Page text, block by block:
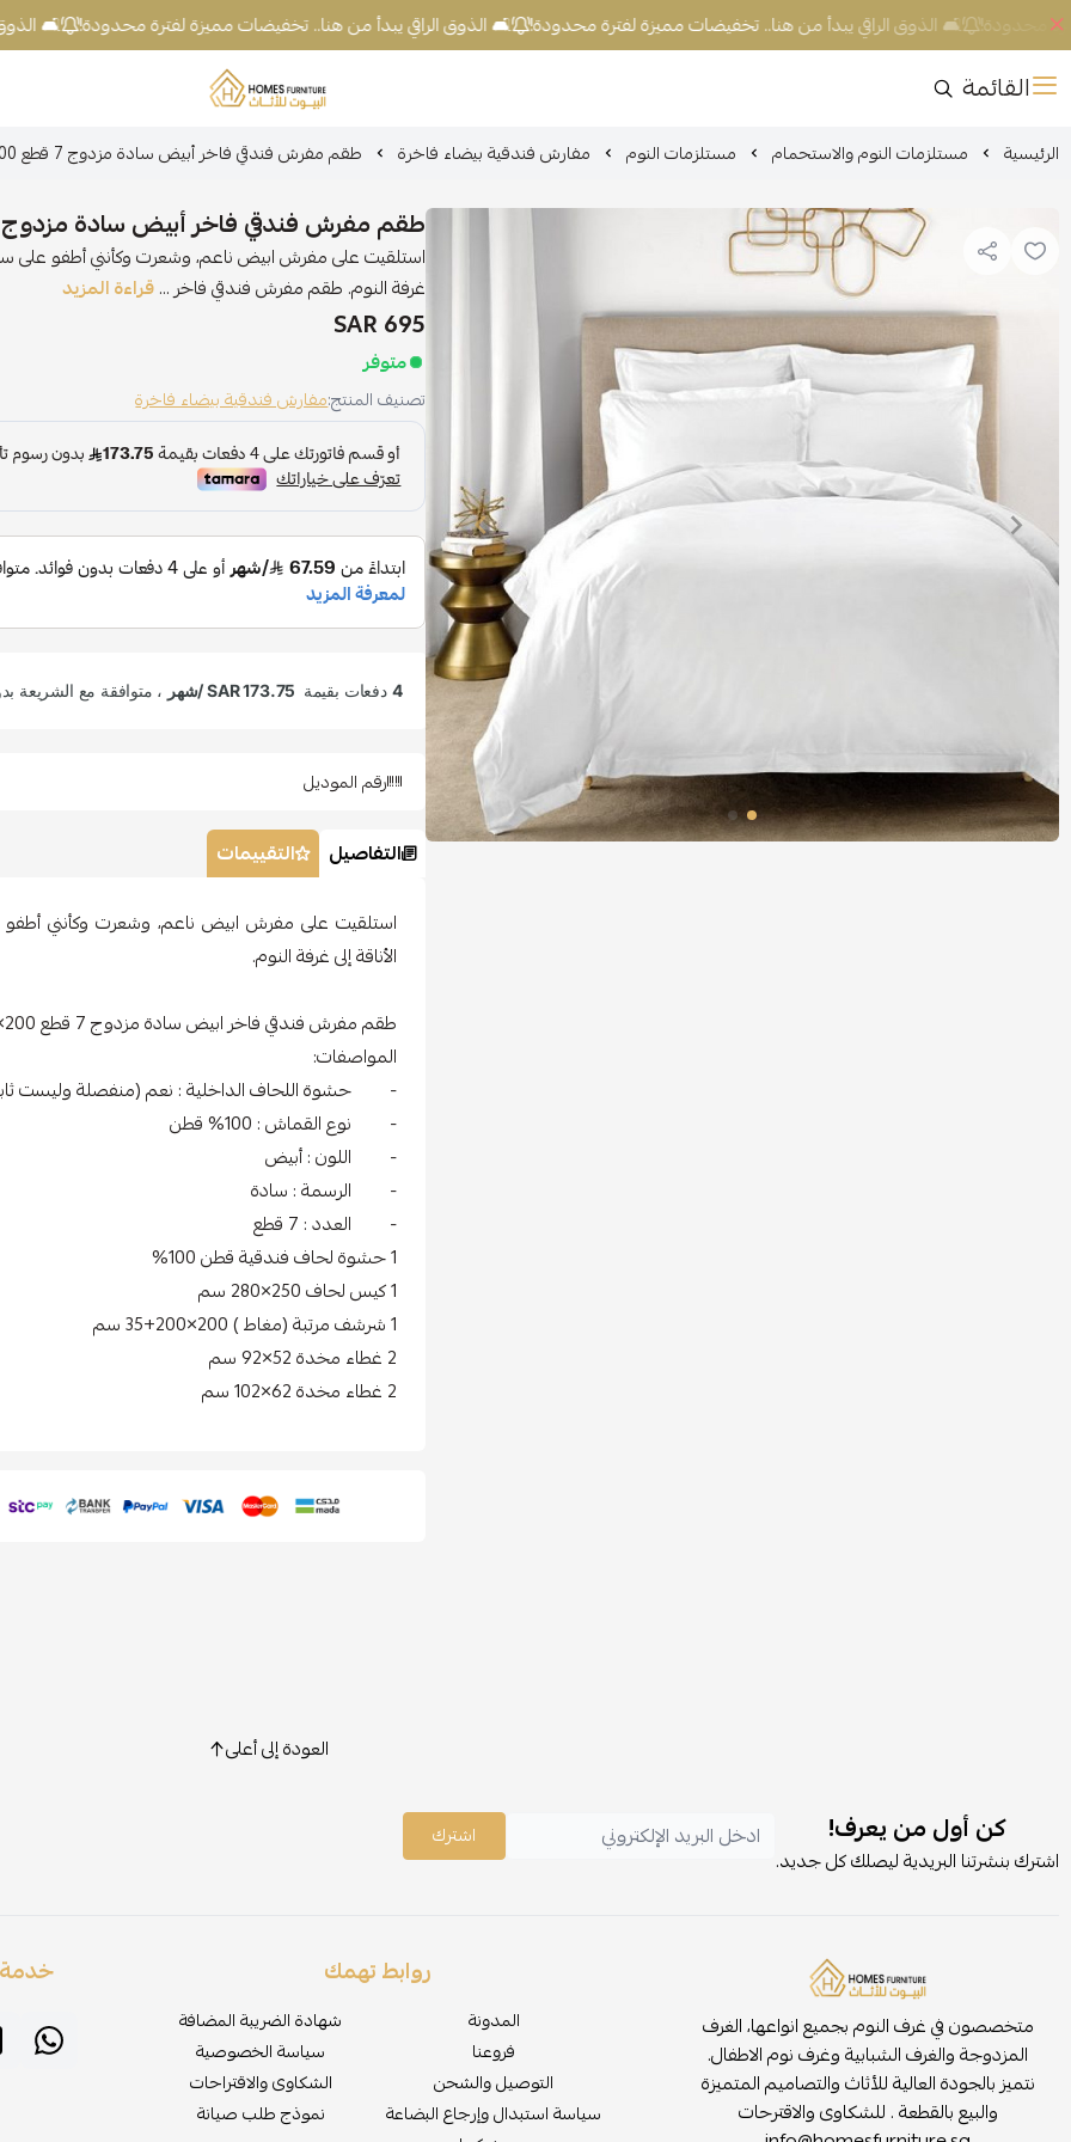
محدودة! 🛋️ الذوق الراقي يبدأ من هنا.. تخفيضات مميزة لفترة محدودة! 🛋️ الذوق الراقي يبدأ من هنا.. تخفيضات مميزة لفترة محدودة! 🛋️ الذوق
القائمة شركة البيوت للأثاث
الرئيسية مستلزمات النوم والاستحمام مستلزمات النوم مفارش فندقية بيضاء فاخرة طقم مفرش فندقي فاخر أبيض سادة مزدوج 7 قطع 200×200 سم
طقم مفرش فندقي فاخر أبيض سادة مزدوج 7 قطع 200×200
استلقيت على مفرش ابيض ناعم، وشعرت وكأنني أطفو على
غرفة النوم. طقم مفرش فندقي فاخر ...قراءة المزيد
695 SAR
متوفر
تصنيف المنتج:مفارش فندقية بيضاء فاخرة
رقم الموديل
التفاصيل التقييمات
استلقيت على مفرش ابيض ناعم، وشعرت وكأنني
الأناقة إلى غرفة النوم.
طقم مفرش فندقي فاخر ابيض سادة مزدوج 7 قطع 200×200 سم
المواصفات:
- حشوة اللحاف الداخلية : نعم (منفصلة وليست
- نوع القماش : 100% قطن
- اللون : أبيض
- الرسمة : سادة
- العدد : 7 قطع
1 حشوة لحاف فندقية قطن 100%
1 كيس لحاف 250×280 سم
1 شرشف مرتبة (مغاط ) 200×200+35 سم
2 غطاء مخدة 52×92 سم
2 غطاء مخدة 62×102 سم
العودة إلى أعلى
كن أول من يعرف!
اشترك بنشرتنا البريدية ليصلك كل جديد.
اشترك
متخصصون في غرف النوم بجميع انواعها، الغرف
المزدوجة والغرف الشبابية وغرف نوم الاطفال.
نتميز بالجودة العالية للأثاث والتصاميم المتميزة
والبيع بالقطعة . للشكاوى والاقترحات
روابط تهمك
المدونة
فروعنا
التوصيل والشحن
سياسة استبدال وإرجاع البضاعة
شهادة الضريبة المضافة
سياسة الخصوصية
الشكاوى والاقتراحات
نموذج طلب صيانة
خدمة